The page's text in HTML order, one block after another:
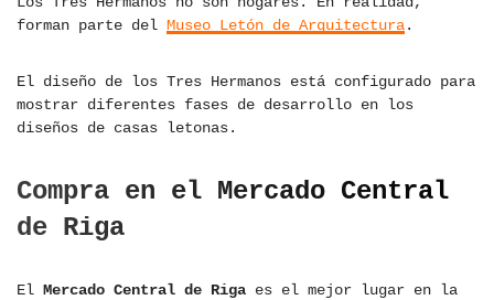
forman parte del Museo Letón de Arquitectura.
El diseño de los Tres Hermanos está configurado para
mostrar diferentes fases de desarrollo en los
diseños de casas letonas.
Compra en el Mercado Central
de Riga
El Mercado Central de Riga es el mejor lugar en la